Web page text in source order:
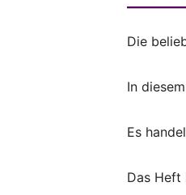
Die
In
Es
Das Heft